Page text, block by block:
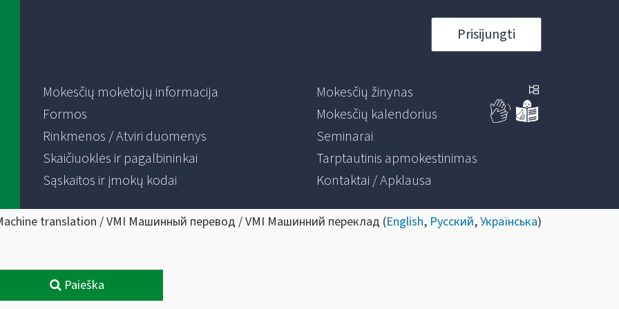
Prisijungti
Mokesčių mokėtojų informacija
Formos
Rinkmenos / Atviri duomenys
Skaičiuoklės ir pagalbininkai
Sąskaitos ir įmokų kodai
Mokesčių žinynas
Mokesčių kalendorius
Seminarai
Tarptautinis apmokestinimas
Kontaktai / Apklausa
translation / VMI Машинный перевод / VMI Машинний переклад (English, Русский,Українська)
Paieška